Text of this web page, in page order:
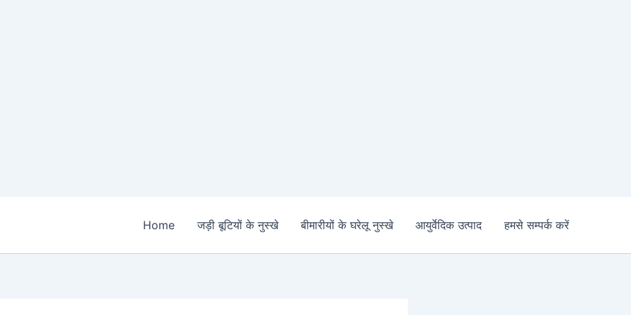
Home जड़ी बूटियों के नुस्खे बीमारीयों के घरेलू नुस्खे आयुर्वेदिक उत्पाद हमसे सम्पर्क करें